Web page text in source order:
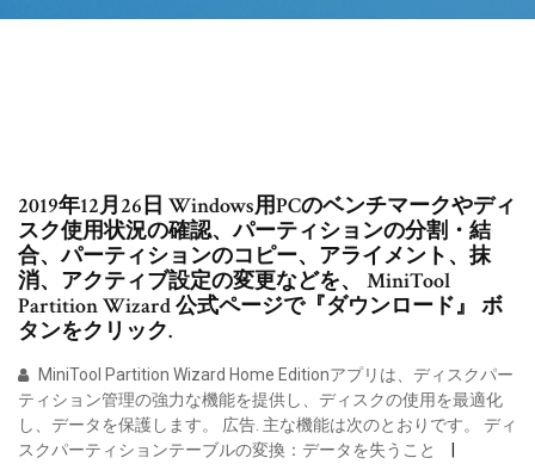
2019年12月26日 Windows用PCのベンチマークやディ
スク使用状況の確認、パーティションの分割・結
合、パーティションのコピー、アライメント、抹
消、アクティブ設定の変更などを、 MiniTool
Partition Wizard 公式ページで『ダウンロード』 ボ
タンをクリック.
MiniTool Partition Wizard Home Editionアプリは、ディスクパー
ティション管理の強力な機能を提供し、ディスクの使用を最適化
し、データを保護します。 広告. 主な機能は次のとおりです。 ディ
スクパーティションテーブルの変換：データを失うこと